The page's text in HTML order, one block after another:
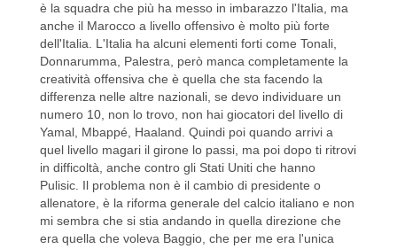
è la squadra che più ha messo in imbarazzo l'Italia, ma
anche il Marocco a livello offensivo è molto più forte
dell'Italia. L'Italia ha alcuni elementi forti come Tonali,
Donnarumma, Palestra, però manca completamente la
creatività offensiva che è quella che sta facendo la
differenza nelle altre nazionali, se devo individuare un
numero 10, non lo trovo, non hai giocatori del livello di
Yamal, Mbappé, Haaland. Quindi poi quando arrivi a
quel livello magari il girone lo passi, ma poi dopo ti ritrovi
in difficoltà, anche contro gli Stati Uniti che hanno
Pulisic. Il problema non è il cambio di presidente o
allenatore, è la riforma generale del calcio italiano e non
mi sembra che si stia andando in quella direzione che
era quella che voleva Baggio, che per me era l'unica